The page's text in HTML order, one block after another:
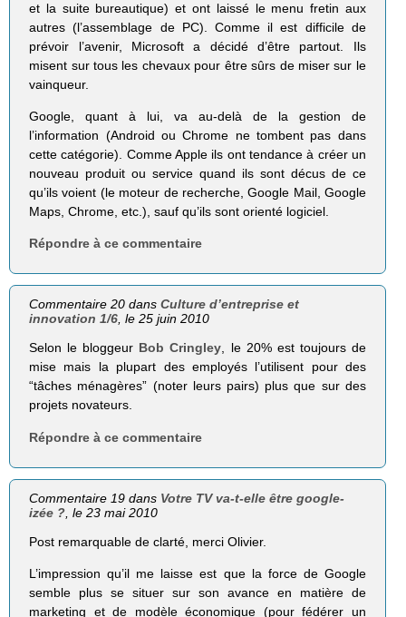
et la suite bureautique) et ont laissé le menu fretin aux
autres (l’assemblage de PC). Comme il est difficile de
prévoir l’avenir, Microsoft a décidé d’être partout. Ils
misent sur tous les chevaux pour être sûrs de miser sur le
vainqueur.
Google, quant à lui, va au-delà de la gestion de
l’information (Android ou Chrome ne tombent pas dans
cette catégorie). Comme Apple ils ont tendance à créer un
nouveau produit ou service quand ils sont décus de ce
qu’ils voient (le moteur de recherche, Google Mail, Google
Maps, Chrome, etc.), sauf qu’ils sont orienté logiciel.
Répondre à ce commentaire
Commentaire 20 dansCulture d’entreprise et
innovation 1/6, le 25 juin 2010
Selon le bloggeur Bob Cringley, le 20% est toujours de
mise mais la plupart des employés l’utilisent pour des
“tâches ménagères” (noter leurs pairs) plus que sur des
projets novateurs.
Répondre à ce commentaire
Commentaire 19 dans Votre TV va-t-elle être google-
izée ? , le 23 mai 2010
Post remarquable de clarté, merci Olivier.
L’impression qu’il me laisse est que la force de Google
semble plus se situer sur son avance en matière de
marketing et de modèle économique (pour fédérer un